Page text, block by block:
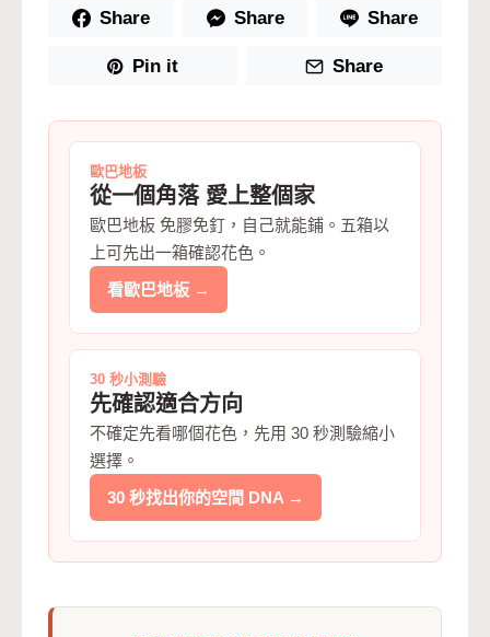
Share Share Share
Pin it Share
歐巴地板
從一個角落 愛上整個家
歐巴地板 免膠免釘，自己就能鋪。五箱以
上可先出一箱確認花色。
看歐巴地板 →
30 秒小測驗
先確認適合方向
不確定先看哪個花色，先用 30 秒測驗縮小
選擇。
30 秒找出你的空間 DNA →